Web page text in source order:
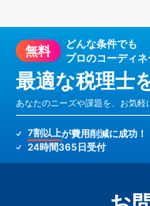
無料
どんな条件でも
プロのコーディ
最適な税理士
あなたのニーズや課題を、お気軽
7割以上が費用削減に成功！
24時間365日受付